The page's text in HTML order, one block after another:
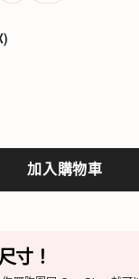
加入購物車
寸！